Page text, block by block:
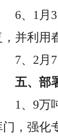
6、1月
，并利用
7、2月
五、部
1、9万
门，强化